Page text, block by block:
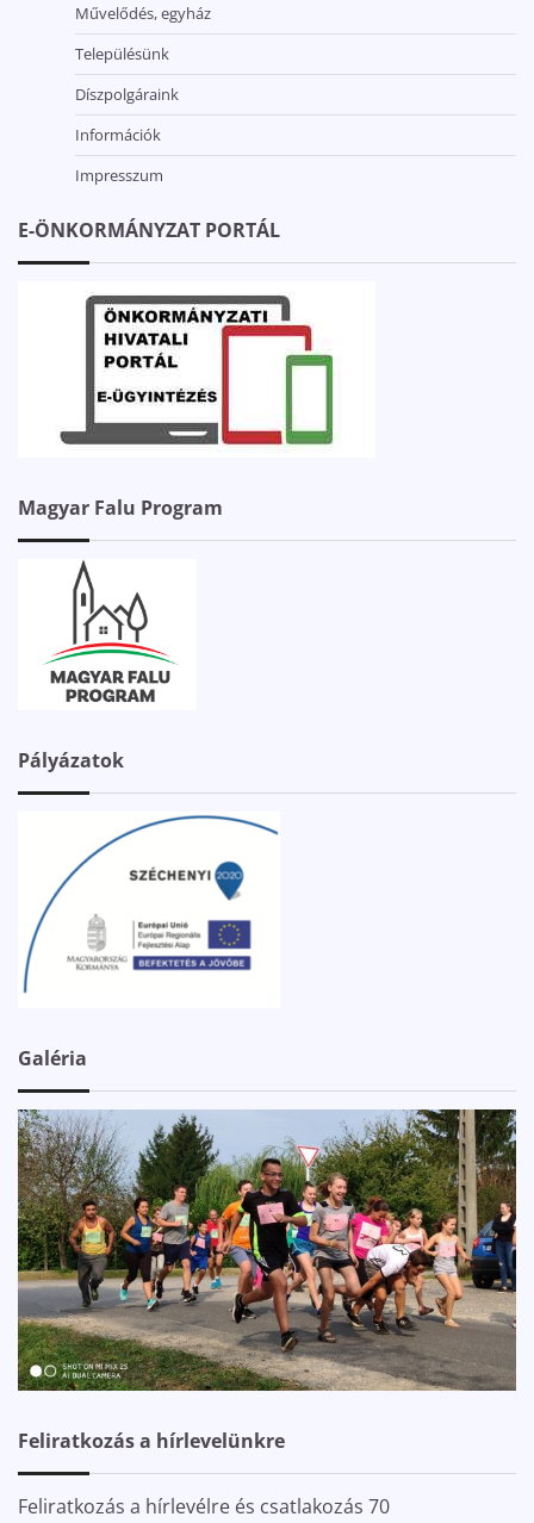
Művelődés, egyház
Településünk
Díszpolgáraink
Információk
Impresszum
E-ÖNKORMÁNYZAT PORTÁL
Magyar Falu Program
Pályázatok
Galéria
Feliratkozás a hírlevelünkre
Feliratkozás a hírlevélre és csatlakozás 70